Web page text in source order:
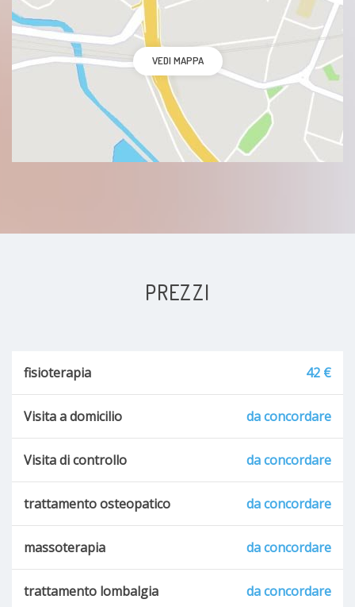
Spina calcaneare
Lussazione
Piede piatto
VEDI MAPPA
PREZZI
fisioterapia 42 €
Visita a domicilio da concordare
Visita di controllo da concordare
trattamento osteopatico da concordare
massoterapia da concordare
trattamento lombalgia da concordare